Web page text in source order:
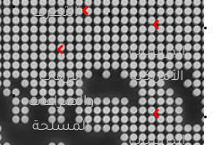
الدراسات
الأمريكية
التطرف
الإرهاب
والصراعات
المسلحة